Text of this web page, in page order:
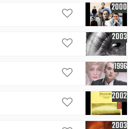
2000
2003
1996
2002
2003